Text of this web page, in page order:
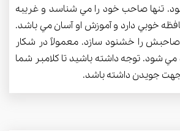
تنها صاحب خود را مي شناسد و غريبه
خوبي دارد و آموزش او آسان مي باشد.
را خشنود سازد. معمولاً در شكار
مي شود. توجه داشته باشيد تا كلامبر شما
جويدن داشته باشد.